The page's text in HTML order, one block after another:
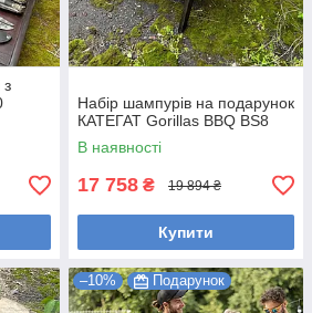
з
Набір шампурів на подарунок
КАТЕГАТ Gorillas BBQ BS8
В наявності
17 758 ₴ 19 894 ₴
Купити
–10% Подарунок